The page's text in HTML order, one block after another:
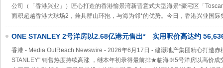
公司（「香港兴业」）匠心打造的香港愉景湾新晋意式大型海景*豪宅区「
面积超越香港大球场2，兼具群山环抱，与海为邻*的优势。今日，香港兴业国际
ONE STANLEY 2号洋房以2.68亿港元售出* 实用呎价高达约
用呎价同创项目本年度新高*
香港 - Media OutReach Newswire - 2026年6月17日 - 建灏地产集团精心打造
STANLEY" 销售热度持续高涨 ，继本年初录得最前排★临海※5号洋房以高价成